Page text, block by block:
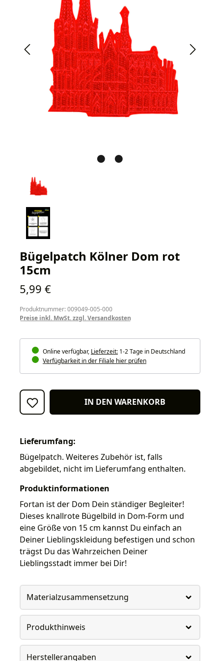
Bügelpatch Kölner Dom rot
15cm
Regulärer Preis:
5,99 €
Produktnummer: 009049-005-000
Preise inkl. MwSt. zzgl. Versandkosten
Online verfügbar, Lieferzeit: 1-2 Tage in Deutschland
Verfügbarkeit in der Filiale hier prüfen
IN DEN WARENKORB
Lieferumfang:
Bügelpatch. Weiteres Zubehör ist, falls
abgebildet, nicht im Lieferumfang enthalten.
Produktinformationen
Fortan ist der Dom Dein ständiger Begleiter!
Dieses knallrote Bügelbild in Dom-Form und
eine Größe von 15 cm kannst Du einfach an
Deiner Lieblingskleidung befestigen und schon
trägst Du das Wahrzeichen Deiner
Lieblingsstadt immer bei Dir!
Materialzusammensetzung
Produkthinweis
Herstellerangaben